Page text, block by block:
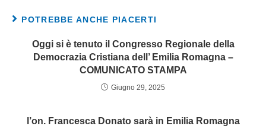
POTREBBE ANCHE PIACERTI
Oggi si è tenuto il Congresso Regionale della
Democrazia Cristiana dell’ Emilia Romagna –
COMUNICATO STAMPA
Giugno 29, 2025
l’on. Francesca Donato sarà in Emilia Romagna